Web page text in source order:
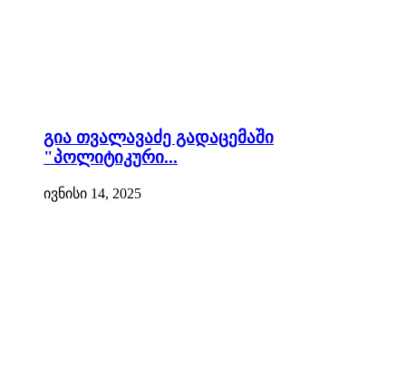
გია თვალავაძე გადაცემაში
"პოლიტიკური...
ივნისი 14, 2025